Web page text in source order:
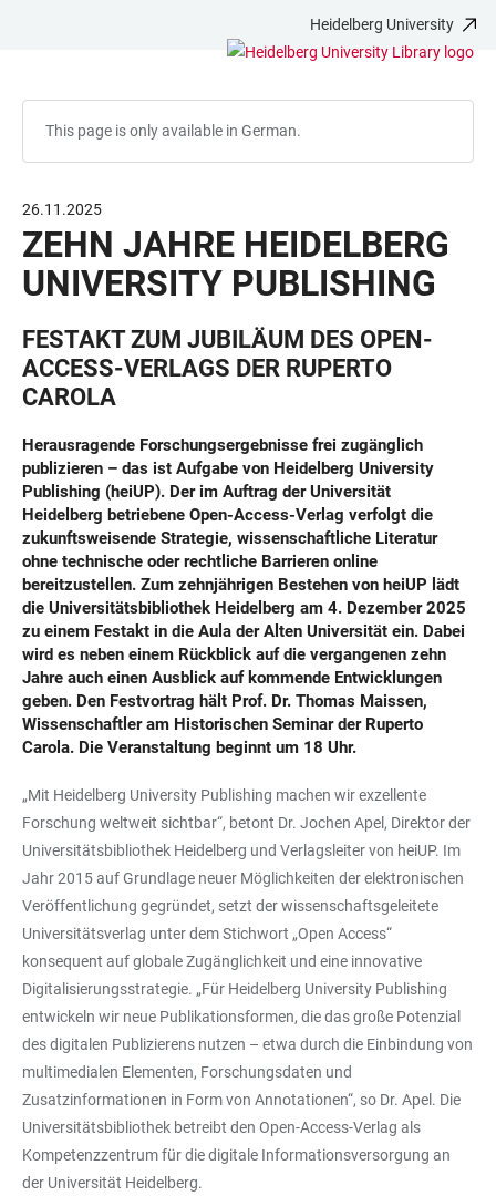
Heidelberg University
This page is only available in German.
26.11.2025
ZEHN JAHRE HEIDELBERG
UNIVERSITY PUBLISHING
FESTAKT ZUM JUBILÄUM DES OPEN-
ACCESS-VERLAGS DER RUPERTO
CAROLA
Herausragende Forschungsergebnisse frei zugänglich
publizieren – das ist Aufgabe von Heidelberg University
Publishing (heiUP). Der im Auftrag der Universität
Heidelberg betriebene Open-Access-Verlag verfolgt die
zukunftsweisende Strategie, wissenschaftliche Literatur
ohne technische oder rechtliche Barrieren online
bereitzustellen. Zum zehnjährigen Bestehen von heiUP lädt
die Universitätsbibliothek Heidelberg am 4. Dezember 2025
zu einem Festakt in die Aula der Alten Universität ein. Dabei
wird es neben einem Rückblick auf die vergangenen zehn
Jahre auch einen Ausblick auf kommende Entwicklungen
geben. Den Festvortrag hält Prof. Dr. Thomas Maissen,
Wissenschaftler am Historischen Seminar der Ruperto
Carola. Die Veranstaltung beginnt um 18 Uhr.
„Mit Heidelberg University Publishing machen wir exzellente
Forschung weltweit sichtbar“, betont Dr. Jochen Apel, Direktor der
Universitätsbibliothek Heidelberg und Verlagsleiter von heiUP. Im
Jahr 2015 auf Grundlage neuer Möglichkeiten der elektronischen
Veröffentlichung gegründet, setzt der wissenschaftsgeleitete
Universitätsverlag unter dem Stichwort „Open Access“
konsequent auf globale Zugänglichkeit und eine innovative
Digitalisierungsstrategie. „Für Heidelberg University Publishing
entwickeln wir neue Publikationsformen, die das große Potenzial
des digitalen Publizierens nutzen – etwa durch die Einbindung von
multimedialen Elementen, Forschungsdaten und
Zusatzinformationen in Form von Annotationen“, so Dr. Apel. Die
Universitätsbibliothek betreibt den Open-Access-Verlag als
Kompetenzzentrum für die digitale Informationsversorgung an
der Universität Heidelberg.